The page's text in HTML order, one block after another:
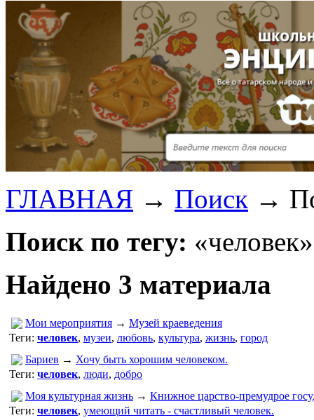
ГЛАВНАЯ → Поиск →
Поиск по тегу:
Найдено 3 материала
Мои мероприятия → Музей краеведения
Теги: человек, музеи, любовь, культура, жизнь, город
Бариев → Хочу быть хорошим человеком.
Теги: человек, люди, добро
Моя культурная жизнь → Книжное царство-премудрое
Теги: человек, умеющий читать - счастливый человек.